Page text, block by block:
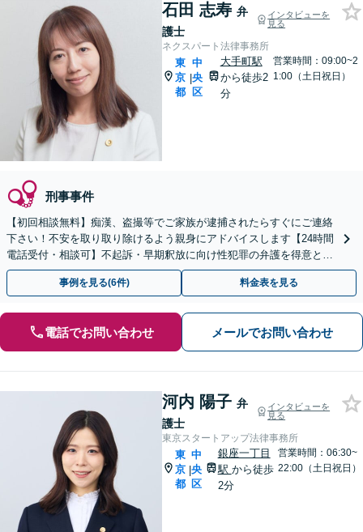
石田 志寿 弁
護士
インタビューを
見る
ネクスパート法律事務所
東
京
都
|
中
央
区
大手町駅
から徒歩2
分
営業時間：09:00~2
1:00（土日祝日）
刑事事件
【初回相談無料】痴漢、盗撮等でご家族が逮捕されたらすぐにご連絡
下さい！不安を取り取り除けるよう親身にアドバイスします【24時間
電話受付・相談可】不起訴・早期釈放に向け性犯罪の弁護を得意とす
る経験豊富な弁護士がスピード対応！【最短即日対応可】
事例を見る(6件) 料金表を見る
電話でお問い合わせ メールでお問い合わせ
河内 陽子 弁
護士
インタビューを
見る
東京スタートアップ法律事務所
東
京
都
|
中
央
区
銀座一丁目
駅 から徒歩
2分
営業時間：06:30~
22:00（土日祝日）